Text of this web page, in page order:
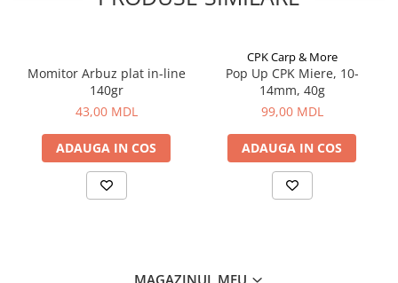
Barci, sonare
Accesorii pentru barci
Camping pescuit
Momitor Arbuz plat in-line
140gr
43,00 MDL
ADAUGA IN COS
CPK Carp & More
Pop Up CPK Miere, 10-
14mm, 40g
99,00 MDL
ADAUGA IN COS
MAGAZINUL MEU